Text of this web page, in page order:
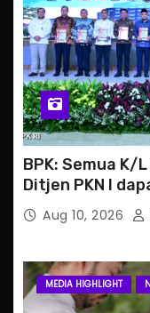
BPK: Semua K/
Ditjen PKN I
Aug 10, 2026
MEDIA HIGHLIGHT